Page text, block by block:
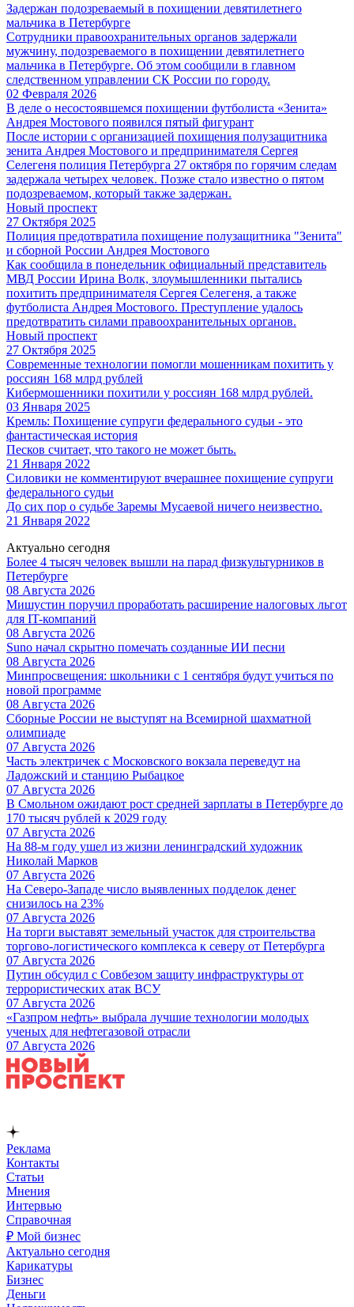
Задержан подозреваемый в похищении девятилетнего
мальчика в Петербурге
Сотрудники правоохранительных органов задержали
мужчину, подозреваемого в похищении девятилетнего
мальчика в Петербурге. Об этом сообщили в главном
следственном управлении СК России по городу.
02 Февраля 2026
В деле о несостоявшемся похищении футболиста «Зенита»
Андрея Мостового появился пятый фигурант
После истории с организацией похищения полузащитника
зенита Андрея Мостового и предпринимателя Сергея
Селегеня полиция Петербурга 27 октября по горячим следам
задержала четырех человек. Позже стало известно о пятом
подозреваемом, который также задержан.
Новый проспект
27 Октября 2025
Полиция предотвратила похищение полузащитника "Зенита"
и сборной России Андрея Мостового
Как сообщила в понедельник официальный представитель
МВД России Ирина Волк, злоумышленники пытались
похитить предпринимателя Сергея Селегеня, а также
футболиста Андрея Мостового. Преступление удалось
предотвратить силами правоохранительных органов.
Новый проспект
27 Октября 2025
Современные технологии помогли мошенникам похитить у
россиян 168 млрд рублей
Кибермошенники похитили у россиян 168 млрд рублей.
03 Января 2025
Кремль: Похищение супруги федерального судьи - это
фантастическая история
Песков считает, что такого не может быть.
21 Января 2022
Силовики не комментируют вчерашнее похищение супруги
федерального судьи
До сих пор о судьбе Заремы Мусаевой ничего неизвестно.
21 Января 2022
Актуально сегодня
Более 4 тысяч человек вышли на парад физкультурников в
Петербурге
08 Августа 2026
Мишустин поручил проработать расширение налоговых льгот
для IT-компаний
08 Августа 2026
Suno начал скрытно помечать созданные ИИ песни
08 Августа 2026
Минпросвещения: школьники с 1 сентября будут учиться по
новой программе
08 Августа 2026
Сборные России не выступят на Всемирной шахматной
олимпиаде
07 Августа 2026
Часть электричек с Московского вокзала переведут на
Ладожский и станцию Рыбацкое
07 Августа 2026
В Смольном ожидают рост средней зарплаты в Петербурге до
170 тысяч рублей к 2029 году
07 Августа 2026
На 88-м году ушел из жизни ленинградский художник
Николай Марков
07 Августа 2026
На Северо-Западе число выявленных подделок денег
снизилось на 23%
07 Августа 2026
На торги выставят земельный участок для строительства
торгово-логистического комплекса к северу от Петербурга
07 Августа 2026
Путин обсудил с Совбезом защиту инфраструктуры от
террористических атак ВСУ
07 Августа 2026
«Газпром нефть» выбрала лучшие технологии молодых
ученых для нефтегазовой отрасли
07 Августа 2026
Реклама
Контакты
Статьи
Мнения
Интервью
Справочная
₽ Мой бизнес
Актуально сегодня
Карикатуры
Бизнес
Деньги